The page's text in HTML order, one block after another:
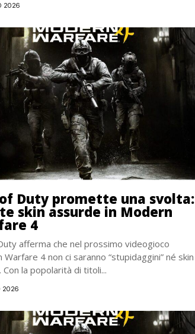
2026
Duty promette una svolta:
skin assurde in Modern
4
afferma che nel prossimo videogioco
Warfare 4 non ci saranno “stupidaggini” né skin
Con la popolarità di titoli...
2026